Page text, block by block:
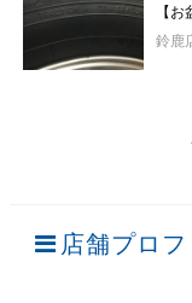
【
鈴鹿
店舗プロ